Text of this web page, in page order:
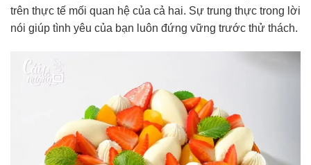
trên thực tế mối quan hệ của cả hai. Sự trung thực trong lời
nói giúp tình yêu của bạn luôn đứng vững trước thử thách.